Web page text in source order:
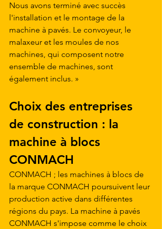
Nous avons terminé avec succès
l'installation et le montage de la
machine à pavés. Le convoyeur, le
malaxeur et les moules de nos
machines, qui composent notre
ensemble de machines, sont
également inclus. »
Choix des entreprises
de construction : la
machine à blocs
CONMACH
CONMACH ; les machines à blocs de
la marque CONMACH poursuivent leur
production active dans différentes
régions du pays. La machine à pavés
CONMACH s'impose comme le choix